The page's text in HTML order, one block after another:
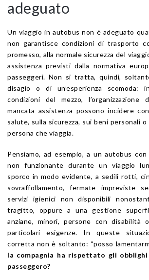
adeguato
Un viaggio in autobus non è adeguato
non garantisce condizioni di trasporto
promesso, alla normale sicurezza del
assistenza previsti dalla normativa
passeggeri. Non si tratta, quindi,
disagio o di un’esperienza scomoda:
condizioni del mezzo,
mancata assistenza possono incidere
salute, sulla sicurezza, sui beni personali
persona che viaggia.
Pensiamo, ad esempio, a un autobus
non funzionante durante un viaggio
sporco in modo evidente, a sedili rotti,
sovraffollamento, fermate impreviste
servizi igienici non disponibili
tragitto, oppure a una gestione
anziane, minori, persone con disabilità
particolari esigenze. In queste
corretta non è soltanto: “posso
la compagnia ha rispettato gli
passeggero?